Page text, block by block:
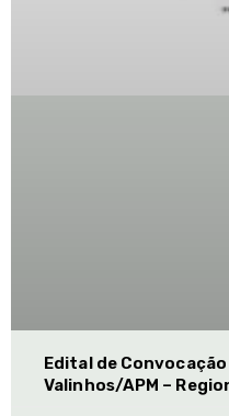
Edital de
Valinhos/APM –